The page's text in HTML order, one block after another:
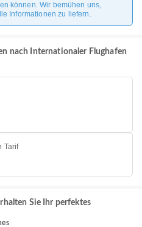
können. Wir bemühen uns,
Informationen zu liefern.
nach Internationaler Flughafen
Tarif
Sie Ihr perfektes